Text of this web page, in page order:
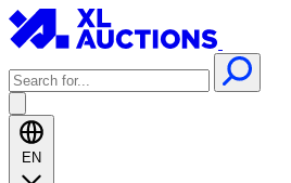
EN